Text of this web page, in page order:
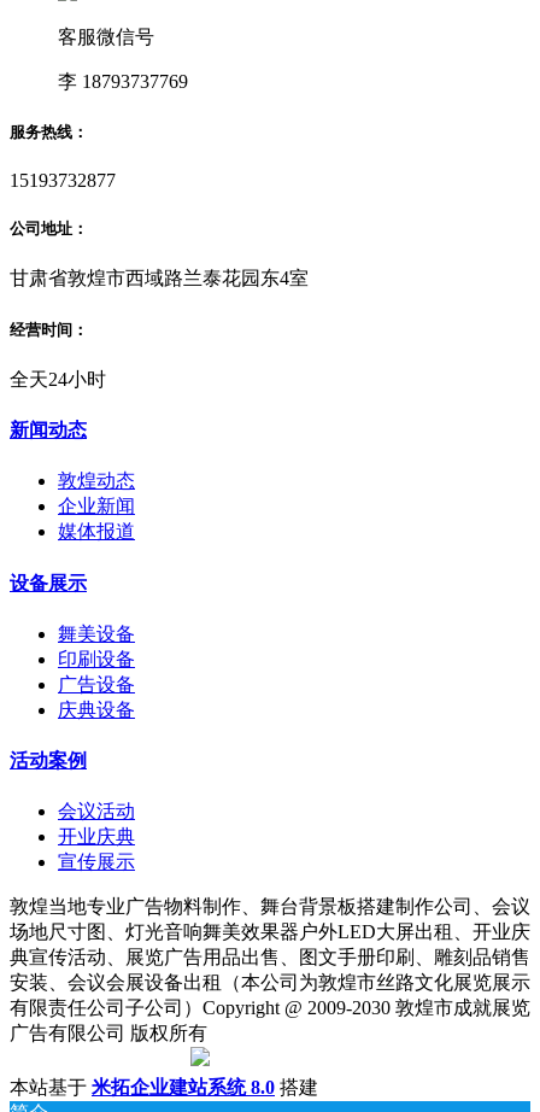
客服微信号
李 18793737769
服务热线：
15193732877
公司地址：
甘肃省敦煌市西域路兰泰花园东4室
经营时间：
全天24小时
新闻动态
敦煌动态
企业新闻
媒体报道
设备展示
舞美设备
印刷设备
广告设备
庆典设备
活动案例
会议活动
开业庆典
宣传展示
敦煌当地专业广告物料制作、舞台背景板搭建制作公司、会议
场地尺寸图、灯光音响舞美效果器户外LED大屏出租、开业庆
典宣传活动、展览广告用品出售、图文手册印刷、雕刻品销售
安装、会议会展设备出租（本公司为敦煌市丝路文化展览展示
有限责任公司子公司）Copyright @ 2009-2030 敦煌市成就展览
广告有限公司 版权所有
本站基于 米拓企业建站系统 8.0 搭建